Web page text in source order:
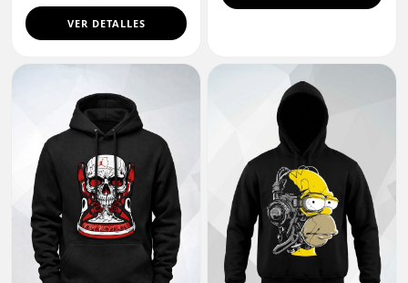
VER DETALLES